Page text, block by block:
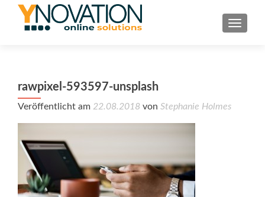
rawpixel-593597-unsplash
Veröffentlicht am 22.08.2018 von Stephanie Holmes